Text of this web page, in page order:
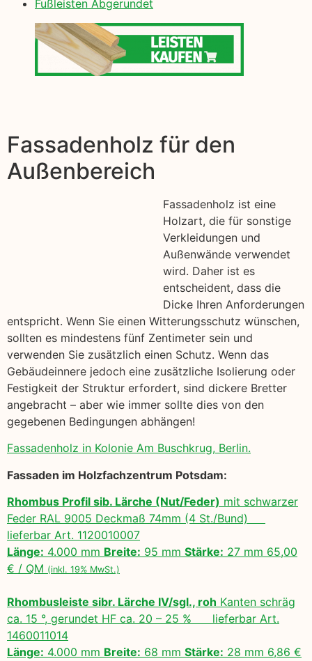
Fußleisten Abgerundet
Fassadenholz für den
Außenbereich
Fassadenholz ist eine
Holzart, die für sonstige
Verkleidungen und
Außenwände verwendet
wird. Daher ist es
entscheident, dass die
Dicke Ihren Anforderungen
entspricht. Wenn Sie einen Witterungsschutz wünschen,
sollten es mindestens fünf Zentimeter sein und
verwenden Sie zusätzlich einen Schutz. Wenn das
Gebäudeinnere jedoch eine zusätzliche Isolierung oder
Festigkeit der Struktur erfordert, sind dickere Bretter
angebracht – aber wie immer sollte dies von den
gegebenen Bedingungen abhängen!
Fassadenholz in Kolonie Am Buschkrug, Berlin.
Fassaden im Holzfachzentrum Potsdam:
Rhombus Profil sib. Lärche (Nut/Feder) mit schwarzer
Feder RAL 9005 Deckmaß 74mm (4 St./Bund)
lieferbar Art. 1120010007
Länge: 4.000 mm Breite: 95 mm Stärke: 27 mm 65,00
€ / QM (inkl. 19% MwSt.)
Rhombusleiste sibr. Lärche IV/sgl., roh Kanten schräg
ca. 15 °, gerundet HF ca. 20 – 25 % lieferbar Art.
1460011014
Länge: 4.000 mm Breite: 68 mm Stärke: 28 mm 6,86 €